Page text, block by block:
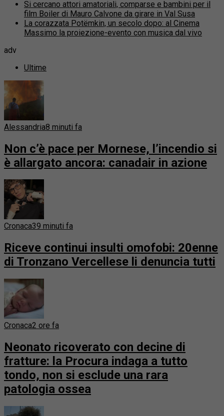
Si cercano attori amatoriali, comparse e bambini per il
film Boiler di Mauro Calvone da girare in Val Susa
La corazzata Potëmkin, un secolo dopo: al Cinema
Massimo la proiezione-evento con musica dal vivo
adv
Ultime
Alessandria8 minuti fa
Non c’è pace per Mornese, l’incendio si
è allargato ancora: canadair in azione
Cronaca39 minuti fa
Riceve continui insulti omofobi: 20enne
di Tronzano Vercellese li denuncia tutti
Cronaca2 ore fa
Neonato ricoverato con decine di
fratture: la Procura indaga a tutto
tondo, non si esclude una rara
patologia ossea